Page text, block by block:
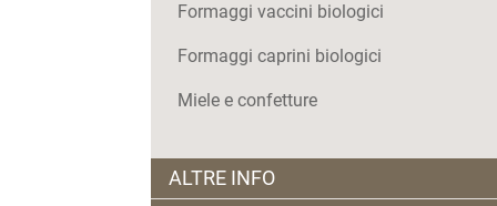
Formaggi vaccini biologici
Formaggi caprini biologici
Miele e confetture
ALTRE INFO